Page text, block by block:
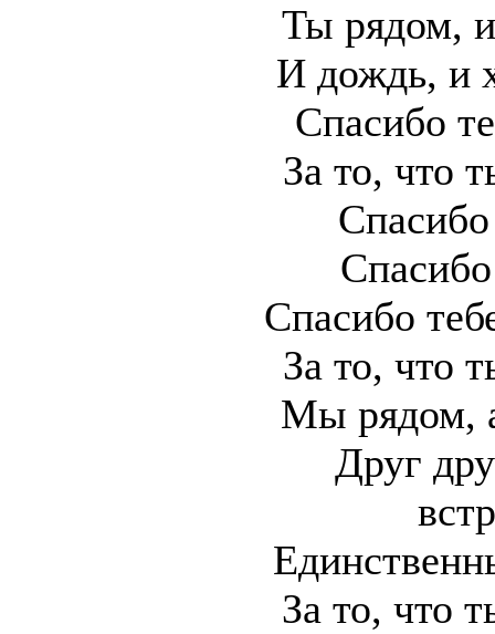
Ты рядом,
И дождь, и
Спасибо
За то, что
Спасибо
За то, что
Мы рядом,
Друг
За то, что